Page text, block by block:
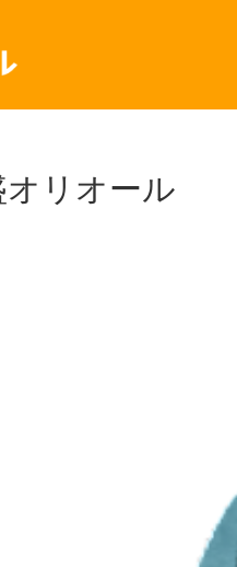
リオール